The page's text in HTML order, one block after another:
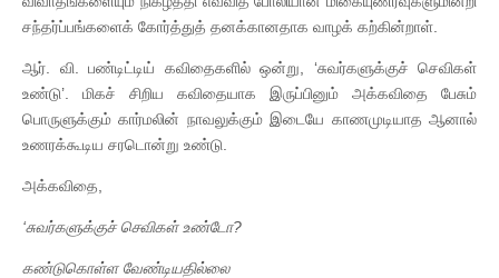
சந்தர்ப்பங்களைக் கோர்த்துத் தனக்கானதாக வாழக் கற்கின்றாள்.
ஆர். வி. பண்டிட்டிய் கவிதைகளில் ஒன்று, ‘சுவர்களுக்குச் செவிகள்
உண்டு’. மிகச் சிறிய கவிதையாக இருப்பினும் அக்கவிதை பேசும்
பொருளுக்கும் கார்மலின் நாவலுக்கும் இடையே காணமுடியாத ஆனால்
உணரக்கூடிய சரடொன்று உண்டு.
அக்கவிதை,
‘சுவர்களுக்குச் செவிகள் உண்டோ?
கண்டுகொள்ள வேண்டியதில்லை